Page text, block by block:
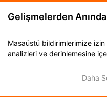
DÜNYA EKONOMİ
Kadın Moda
Gelişmelerden
Masaüstü bildirimlerimize
analizleri ve derinlemesine
Daha